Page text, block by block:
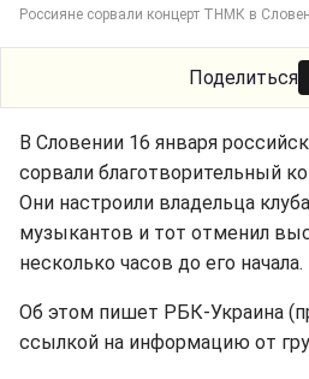
Россияне сорвали концерт ТНМК в
Поделиться
В Словении 16 января
сорвали благотворительный
Они настроили владельца
музыкантов и тот отменил
несколько часов до его начала.
Об этом пишет РБК-Украина
ссылкой на информацию от